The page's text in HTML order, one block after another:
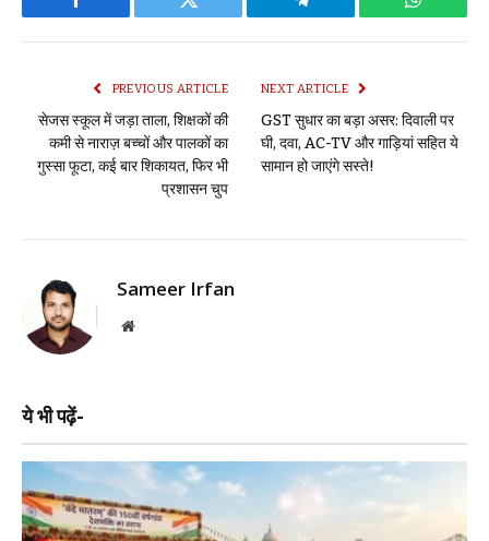
Facebook Twitter Telegram
PREVIOUS ARTICLE
सेजस स्कूल में जड़ा ताला, शिक्षकों की
कमी से नाराज़ बच्चों और पालकों का
गुस्सा फूटा, कई बार शिकायत, फिर भी
प्रशासन चुप
NEXT ARTICLE
GST सुधार का बड़ा असर: दिवाली पर
घी, दवा, AC-TV और गाड़ियां सहित ये
सामान हो जाएंगे सस्ते!
Sameer Irfan
Website
ये भी पढ़ें-